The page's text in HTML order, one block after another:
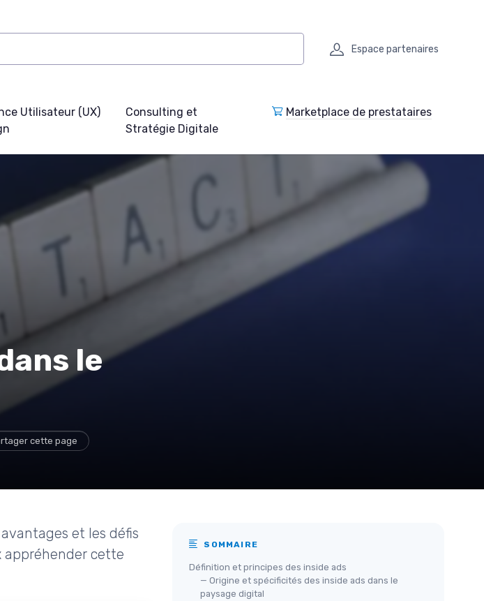
Espace partenaires
Utilisateur (UX)
Consulting et
Stratégie Digitale
Marketplace de prestataires
le
cette page
et les défis
appréhender cette
SOMMAIRE
Définition et principes des inside ads
— Origine et spécificités des inside ads dans le
paysage digital